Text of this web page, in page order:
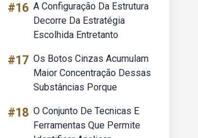
#16 A Configuração Da Estrutura
Decorre Da Estratégia
Escolhida Entretanto
#17 Os Botos Cinzas Acumulam
Maior Concentração Dessas
Substâncias Porque
#18 O Conjunto De Tecnicas E
Ferramentas Que Permite